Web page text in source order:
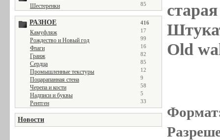
Шестеренки 85
РАЗНОЕ 416
Камуфляж 17
Рождество и Новый год 99
Флаги 16
Гранж 82
Сердца 85
Промышленные текстуры 12
Поцарапанная стена 9
Черепа и кости 58
Надписи и буквы 5
Рентген 33
Новости
Old